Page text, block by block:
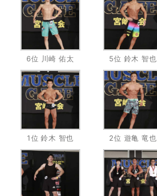
6位 川崎 佑太 5位 鈴木 智也
1位 鈴木 智也 2位 遊亀 竜也